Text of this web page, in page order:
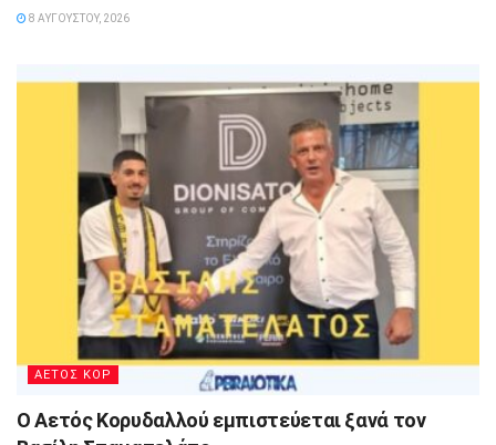
8 ΑΥΓΟΎΣΤΟΥ, 2026
ΑΕΤΟΣ ΚΟΡ
Ο Αετός Κορυδαλλού εμπιστεύεται ξανά τον